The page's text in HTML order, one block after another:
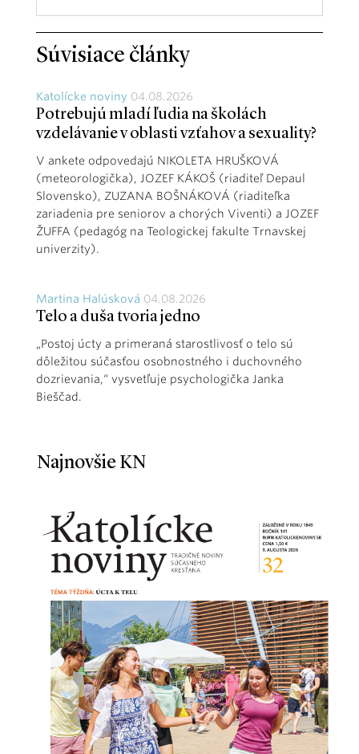
Súvisiace články
Katolícke noviny 04.08.2026
Potrebujú mladí ľudia na školách
vzdelávanie v oblasti vzťahov a sexuality?
V ankete odpovedajú NIKOLETA HRUŠKOVÁ
(meteorologička), JOZEF KÁKOŠ (riaditeľ Depaul
Slovensko), ZUZANA BOŠNÁKOVÁ (riaditeľka
zariadenia pre seniorov a chorých Viventi) a JOZEF
ŽUFFA (pedagóg na Teologickej fakulte Trnavskej
univerzity).
Martina Halúsková 04.08.2026
Telo a duša tvoria jedno
„Postoj úcty a primeraná starostlivosť o telo sú
dôležitou súčasťou osobnostného i duchovného
dozrievania,“ vysvetľuje psychologička Janka
Bieščad.
Najnovšie KN